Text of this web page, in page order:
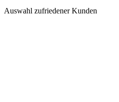
Auswahl zufriedener Kunden